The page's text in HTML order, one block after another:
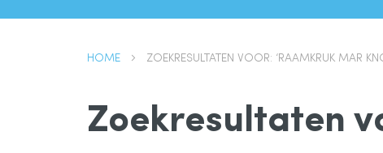
HOME ZOEKRESULTATEN VOOR: ‘RAAMKRUK MAR
Zoekresultaten